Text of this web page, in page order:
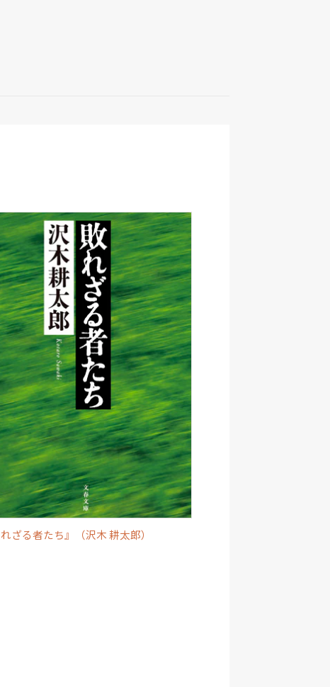
れざる者たち』（沢木 耕太郎）